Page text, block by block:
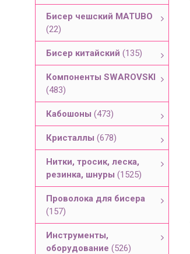
Бисер чешский MATUBO
(22)
Бисер китайский (135)
Компоненты SWAROVSKI
(483)
Кабошоны (473)
Кристаллы (678)
Нитки, тросик, леска,
резинка, шнуры (1525)
Проволока для бисера
(157)
Инструменты,
оборудование (526)